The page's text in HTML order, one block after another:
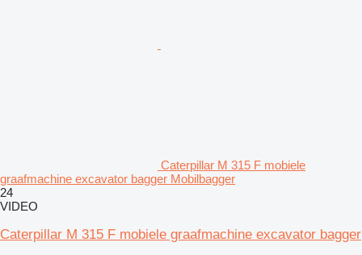
Caterpillar M 315 F mobiele
graafmachine excavator bagger Mobilbagger
24
VIDEO
Caterpillar M 315 F mobiele graafmachine excavator bagger